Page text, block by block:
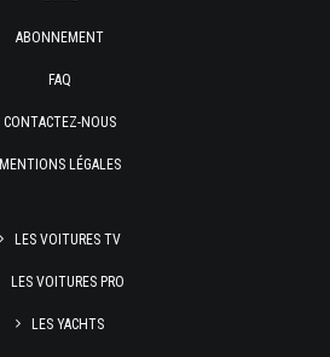
ABONNEMENT
FAQ
CONTACTEZ-NOUS
MENTIONS LÉGALES
LES VOITURES TV
LES VOITURES PRO
LES YACHTS